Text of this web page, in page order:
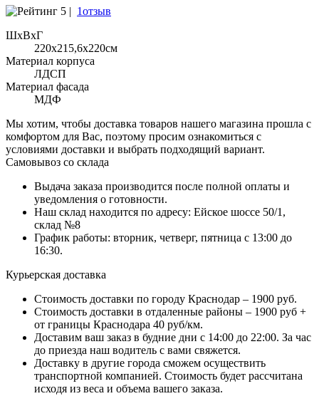
5 | 1отзыв
ШхВхГ
220x215,6х220см
Материал корпуса
ЛДСП
Материал фасада
МДФ
Мы хотим, чтобы доставка товаров нашего магазина прошла с
комфортом для Вас, поэтому просим ознакомиться с
условиями доставки и выбрать подходящий вариант.
Самовывоз со склада
Выдача заказа производится после полной оплаты и
уведомления о готовности.
Наш склад находится по адресу: Ейское шоссе 50/1,
склад №8
График работы: вторник, четверг, пятница с 13:00 до
16:30.
Курьерская доставка
Стоимость доставки по городу Краснодар – 1900 руб.
Стоимость доставки в отдаленные районы – 1900 руб +
от границы Краснодара 40 руб/км.
Доставим ваш заказ в будние дни с 14:00 до 22:00. За час
до приезда наш водитель с вами свяжется.
Доставку в другие города сможем осуществить
транспортной компанией. Стоимость будет рассчитана
исходя из веса и объема вашего заказа.